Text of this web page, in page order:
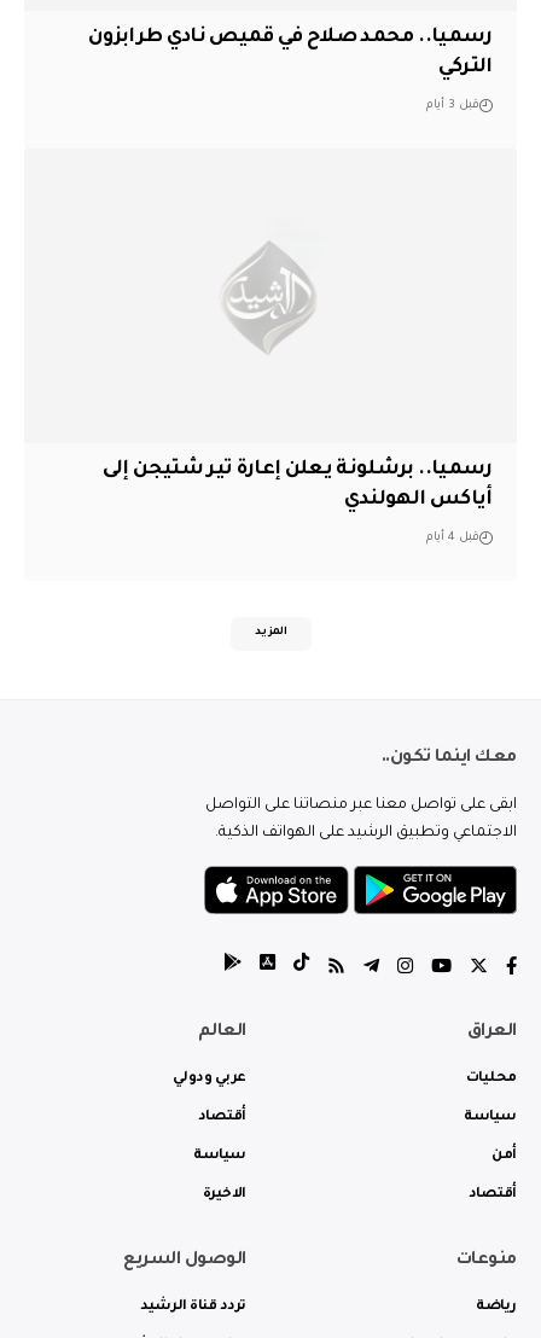
رسميا.. محمد صلاح في قميص نادي طرابزون
التركي
قبل 3 أيام
رسميا.. برشلونة يعلن إعارة تير شتيجن إلى
أياكس الهولندي
قبل 4 أيام
المزيد
معك اينما تكون..
ابقى على تواصل معنا عبر منصاتنا على التواصل
الاجتماعي وتطبيق الرشيد على الهواتف الذكية.
العراق
محليات
سياسة
أمن
أقتصاد
العالم
عربي ودولي
أقتصاد
سياسة
الاخيرة
منوعات
رياضة
الوصول السريع
تردد قناة الرشيد